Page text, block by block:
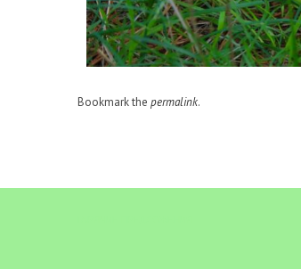
Bookmark the permalink.